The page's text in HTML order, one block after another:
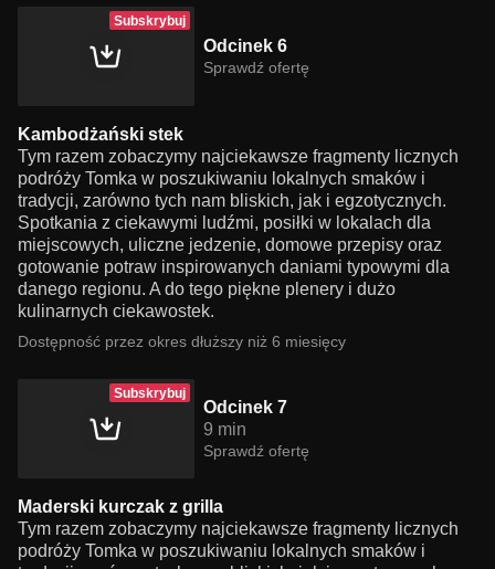
Subskrybuj
Odcinek 6
Sprawdź ofertę
Kambodżański stek
Tym razem zobaczymy najciekawsze fragmenty licznych
podróży Tomka w poszukiwaniu lokalnych smaków i
tradycji, zarówno tych nam bliskich, jak i egzotycznych.
Spotkania z ciekawymi ludźmi, posiłki w lokalach dla
miejscowych, uliczne jedzenie, domowe przepisy oraz
gotowanie potraw inspirowanych daniami typowymi dla
danego regionu. A do tego piękne plenery i dużo
kulinarnych ciekawostek.
Dostępność przez okres dłuższy niż 6 miesięcy
Subskrybuj
Odcinek 7
9 min
Sprawdź ofertę
Maderski kurczak z grilla
Tym razem zobaczymy najciekawsze fragmenty licznych
podróży Tomka w poszukiwaniu lokalnych smaków i